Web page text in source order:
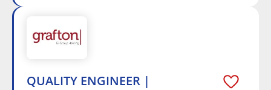
QUALITY ENGINEER |